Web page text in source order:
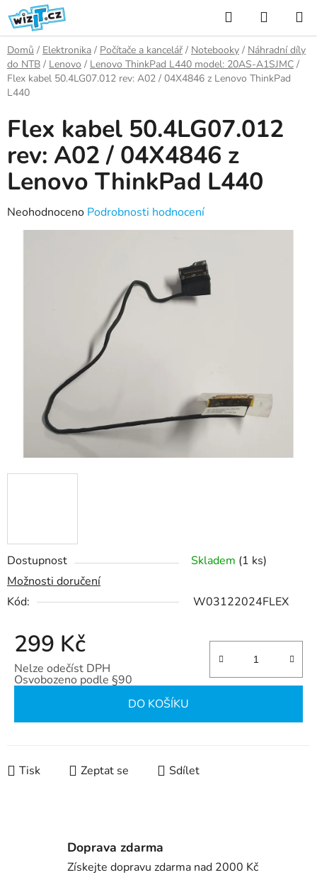
Přejít
na
obsah
Hledat
KOŠÍK
Domů / Elektronika / Počítače a kancelář / Notebooky / Náhradní díly
do NTB / Lenovo / Lenovo ThinkPad L440 model: 20AS-A1SJMC /
Flex kabel 50.4LG07.012 rev: A02 / 04X4846 z Lenovo ThinkPad
L440
Dostupnost Skladem (1 ks)
Možnosti doručení
Kód:
W03122024FLEX
299 Kč
Nelze odečíst DPH
Osvobozeno podle §90
DO KOŠÍKU
Tisk Zeptat se Sdílet
Flex kabel 50.4LG07.012
rev: A02 / 04X4846 z
Lenovo ThinkPad L440
Průměrné
hodnocení
Neohodnoceno Podrobnosti hodnocení
Doprava zdarma
Získejte dopravu zdarma nad 2000 Kč